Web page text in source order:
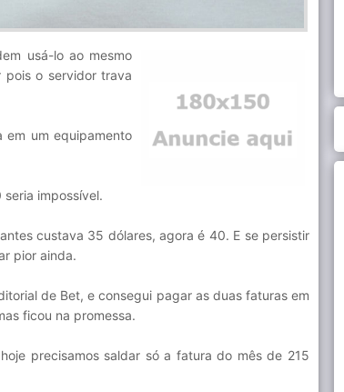
usá-lo ao mesmo
pois o servidor trava
em um equipamento
impossível.
custava 35 dólares, agora é 40. E se persistir
pior ainda.
de Bet, e consegui pagar as duas faturas em
ficou na promessa.
precisamos saldar só a fatura do mês de 215